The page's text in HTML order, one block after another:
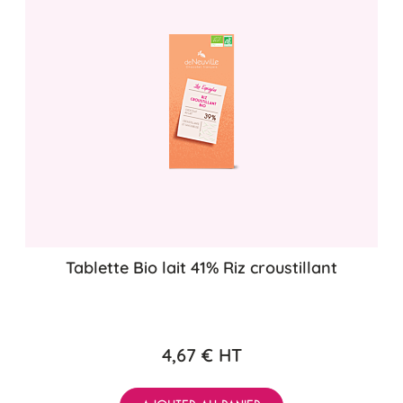
Tablette Bio lait 41% Riz croustillant
4,67 €HT